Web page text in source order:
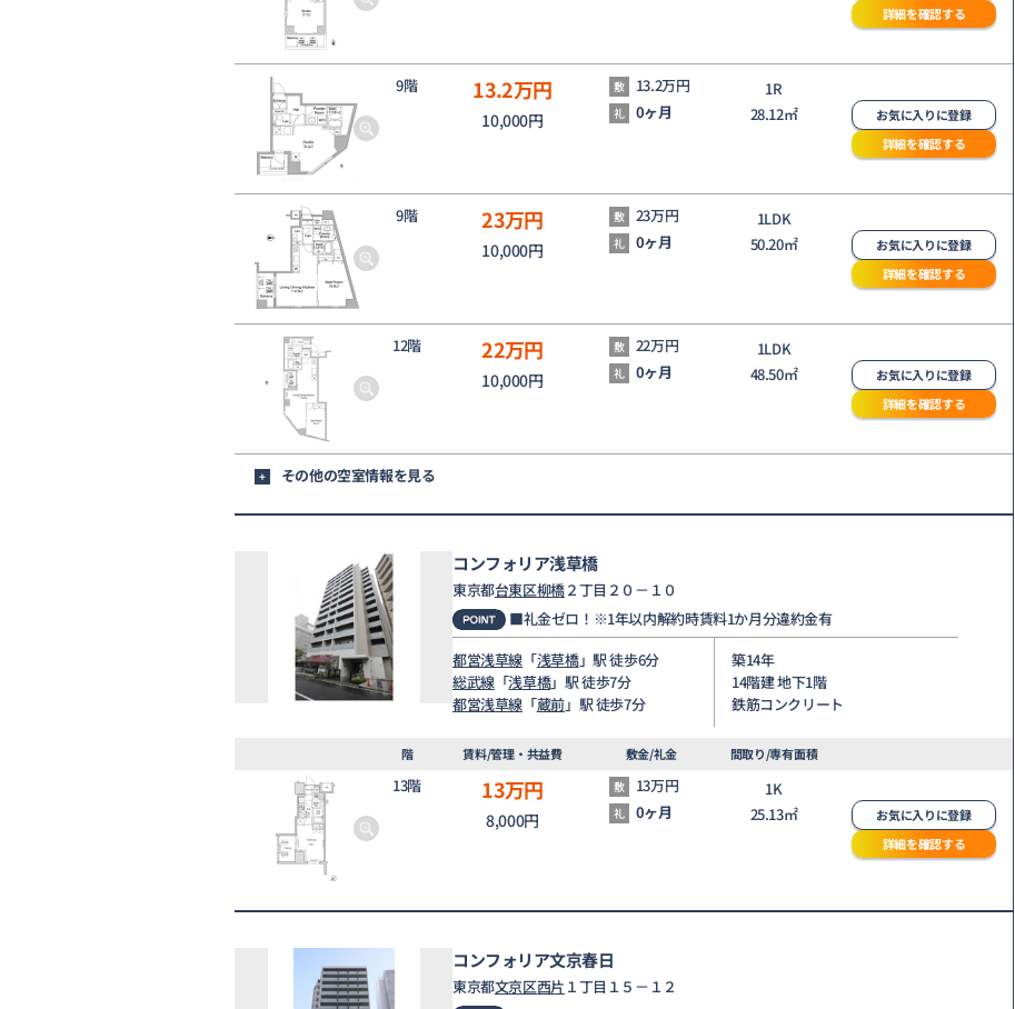
詳細を確認する
9階 13.2万円
10,000円
敷 13.2万円
礼 0ヶ月
1R
28.12㎡
お気に入りに登録
詳細を確認する
9階 23万円
10,000円
敷 23万円
礼 0ヶ月
1LDK
50.20㎡
お気に入りに登録
詳細を確認する
12階 22万円
10,000円
敷 22万円
礼 0ヶ月
1LDK
48.50㎡
お気に入りに登録
詳細を確認する
+ その他の空室情報を見る
コンフォリア浅草橋
東京都台東区柳橋２丁目２０－１０
■礼金ゼロ！※1年以内解約時賃料1か月分違約金有
都営浅草線 「浅草橋」駅 徒歩6分
総武線「浅草橋」駅 徒歩7分
都営浅草線 「蔵前」駅 徒歩7分
築14年
14階建 地下1階
鉄筋コンクリート
階 賃料/管理・共益費 敷金/礼金 間取り/専有面積
13階 13万円
8,000円
敷 13万円
礼 0ヶ月
1K
25.13㎡
お気に入りに登録
詳細を確認する
コンフォリア文京春日
東京都文京区西片 １丁目１５－１２